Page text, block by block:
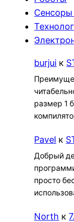
Сенсоры
burjui к
размер 1
Pavel к
Добрый
просто
North к